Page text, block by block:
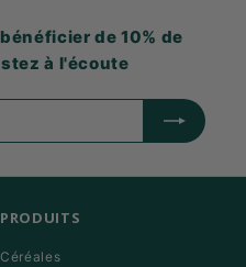
de 10% de
à l'écoute
PRODUITS
Céréales